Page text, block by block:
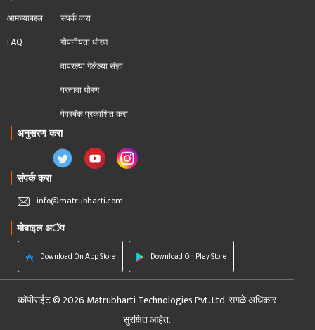
आमच्याबद्दल
FAQ
संपर्क करा
गोपनीयता धोरण
वापरल्या गेलेल्या संज्ञा
परतावा धोरण
पेपरबॅक प्रकाशित करा
अनुसरण करा
संपर्क करा
info@matrubharti.com
मोबाइल अॅप
Download On App Store Download On Play Store
कॉपीराईट © 2026 Matrubharti Technologies Pvt. Ltd. सगळे अधिकार
सुरक्षित आहेत.